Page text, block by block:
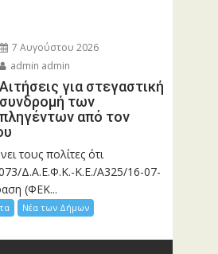
7 Αυγούστου 2026
admin admin
Αιτήσεις για στεγαστική
συνδρομή των
πληγέντων από τον
τους πολίτες ότι
Δ.Α.Ε.Φ.Κ.-Κ.Ε./Α325/16-07-
(ΦΕΚ...
Νέα των Δήμων